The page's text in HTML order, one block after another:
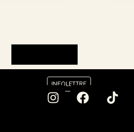
INFOLETTRE